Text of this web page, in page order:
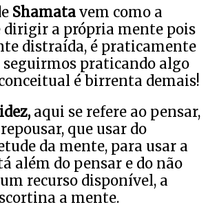
Shamata vem como a
dirigir a própria mente pois
distraída, é praticamente
praticando algo
é birrenta demais!
aqui se refere ao pensar,
que usar do
da mente, para usar a
além do pensar e do não
recurso disponível, a
a mente.